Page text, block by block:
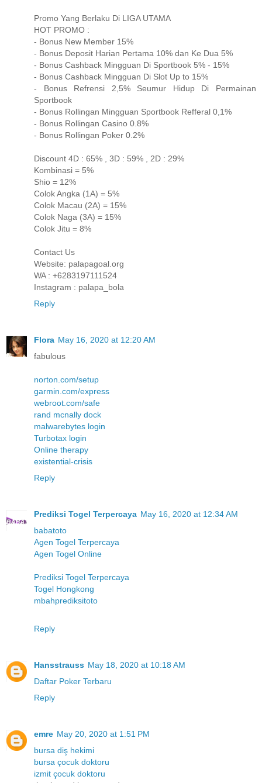
Promo Yang Berlaku Di LIGA UTAMA
HOT PROMO :
- Bonus New Member 15%
- Bonus Deposit Harian Pertama 10% dan Ke Dua 5%
- Bonus Cashback Mingguan Di Sportbook 5% - 15%
- Bonus Cashback Mingguan Di Slot Up to 15%
- Bonus Refrensi 2,5% Seumur Hidup Di Permainan
Sportbook
- Bonus Rollingan Mingguan Sportbook Refferal 0,1%
- Bonus Rollingan Casino 0.8%
- Bonus Rollingan Poker 0.2%
Discount 4D : 65% , 3D : 59% , 2D : 29%
Kombinasi = 5%
Shio = 12%
Colok Angka (1A) = 5%
Colok Macau (2A) = 15%
Colok Naga (3A) = 15%
Colok Jitu = 8%
Contact Us
Website: palapagoal.org
WA : +6283197111524
Instagram : palapa_bola
Reply
Flora May 16, 2020 at 12:20 AM
fabulous
norton.com/setup
garmin.com/express
webroot.com/safe
rand mcnally dock
malwarebytes login
Turbotax login
Online therapy
existential-crisis
Reply
Prediksi Togel Terpercaya May 16, 2020 at 12:34 AM
babatoto
Agen Togel Terpercaya
Agen Togel Online
Prediksi Togel Terpercaya
Togel Hongkong
mbahprediksitoto
Reply
Hansstrauss May 18, 2020 at 10:18 AM
Daftar Poker Terbaru
Reply
emre May 20, 2020 at 1:51 PM
bursa diş hekimi
bursa çocuk doktoru
izmit çocuk doktoru